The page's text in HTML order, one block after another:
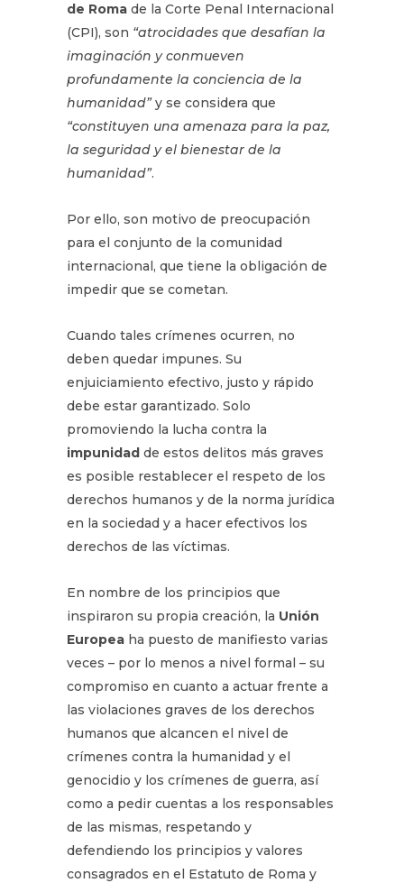
de Roma de la Corte Penal Internacional
(CPI), son “atrocidades que desafían la
imaginación y conmueven
profundamente la conciencia de la
humanidad”y se considera que
“constituyen una amenaza para la paz,
la seguridad y el bienestar de la
humanidad”.
Por ello, son motivo de preocupación
para el conjunto de la comunidad
internacional, que tiene la obligación de
impedir que se cometan.
Cuando tales crímenes ocurren, no
deben quedar impunes. Su
enjuiciamiento efectivo, justo y rápido
debe estar garantizado. Solo
promoviendo la lucha contra la
impunidad de estos delitos más graves
es posible restablecer el respeto de los
derechos humanos y de la norma jurídica
en la sociedad y a hacer efectivos los
derechos de las víctimas.
En nombre de los principios que
inspiraron su propia creación, la Unión
Europea ha puesto de manifiesto varias
veces – por lo menos a nivel formal – su
compromiso en cuanto a actuar frente a
las violaciones graves de los derechos
humanos que alcancen el nivel de
crímenes contra la humanidad y el
genocidio y los crímenes de guerra, así
como a pedir cuentas a los responsables
de las mismas, respetando y
defendiendo los principios y valores
consagrados en el Estatuto de Roma y